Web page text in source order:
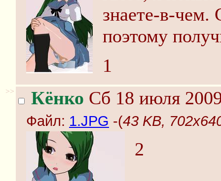
знаете-в-чем.
поэтому
1
>> Кёнко Сб 18 июля
Файл: 1.JPG -(43 KB,
2